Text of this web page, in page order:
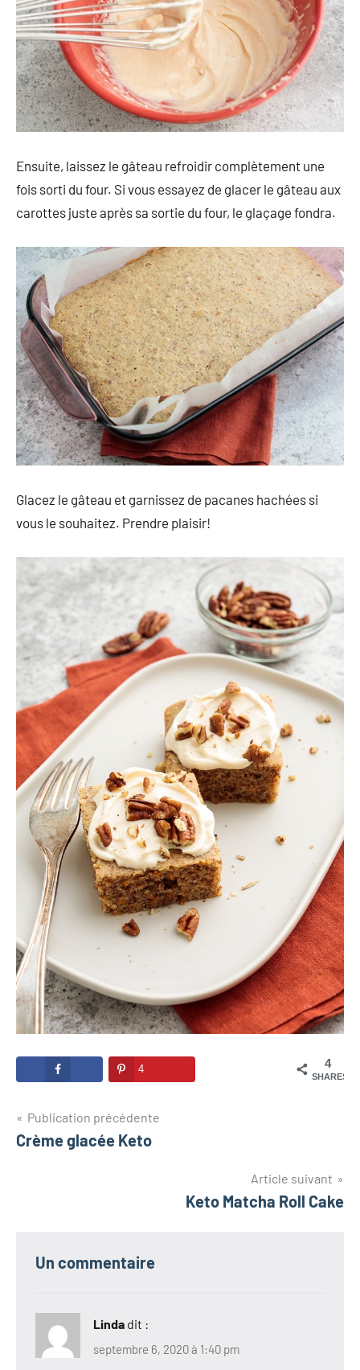
Ensuite, laissez le gâteau refroidir complètement une
fois sorti du four. Si vous essayez de glacer le gâteau aux
carottes juste après sa sortie du four, le glaçage fondra.
Glacez le gâteau et garnissez de pacanes hachées si
vous le souhaitez. Prendre plaisir!
4
SHARES
4
Navigation
de
Publication précédente
Crème glacée Keto
Article suivant
Keto Matcha Roll Cake
Un commentaire
Linda dit :
septembre 6, 2020 à 1:40 pm